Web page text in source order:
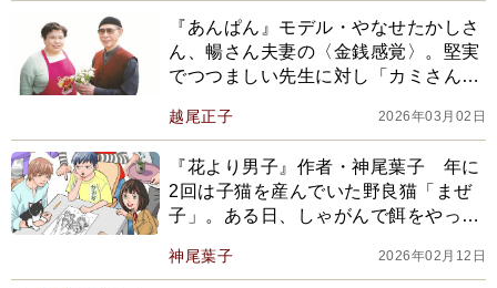
『あんぱん』モデル・やなせたかしさ
ん、暢さん夫妻の〈金銭感覚〉。堅実
でつつましい先生に対し「カミさんは
と…」【2025年下半期BEST】
越尾正子 2026年03月02日
『花より男子』作者・神尾葉子 年に
2回は子猫を産んでいた野良猫「まぜ
子」。ある日、しゃがんで餌をやって
神尾葉子 2026年02月12日